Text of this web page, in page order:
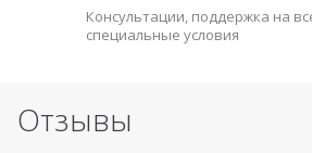
Консультации, поддержка на
специальные условия
Отзывы